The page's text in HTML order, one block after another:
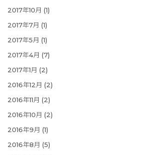
2017年10月 (1)
2017年7月 (1)
2017年5月 (1)
2017年4月 (7)
2017年1月 (2)
2016年12月 (2)
2016年11月 (2)
2016年10月 (2)
2016年9月 (1)
2016年8月 (5)